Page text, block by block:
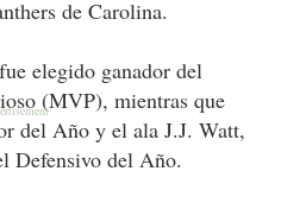
de Carolina.
elegido ganador del
(MVP), mientras que
del Año y el ala J.J. Watt,
Defensivo del Año.